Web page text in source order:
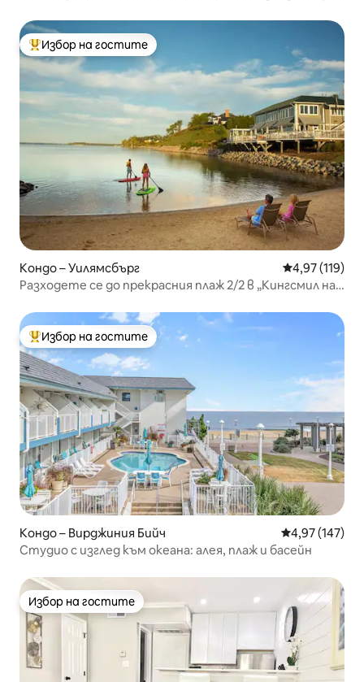
Най-популярен избор на гостите
Избор на гостите
Кондо – Уилямсбърг Средна
4,97 (119)
Разходете се до прекрасния плаж 2/2 в „Кингсмил на
Най-популярен избор на гостите
Избор на гостите
Кондо – Вирджиния Бийч Средна
4,97 (147)
Студио с изглед към океана: алея, плаж и басейн
Избор на гостите
Избор на гостите